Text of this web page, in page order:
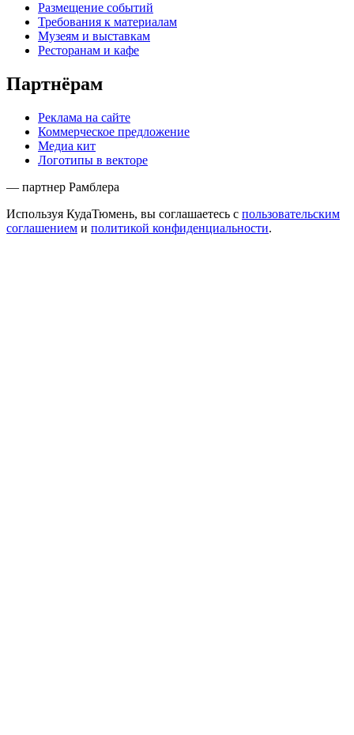
Размещение событий
Требования к материалам
Музеям и выставкам
Ресторанам и кафе
Партнёрам
Реклама на сайте
Коммерческое предложение
Медиа кит
Логотипы в векторе
— партнер Рамблера
Используя КудаТюмень, вы соглашаетесь с пользовательским
соглашением и политикой конфиденциальности.